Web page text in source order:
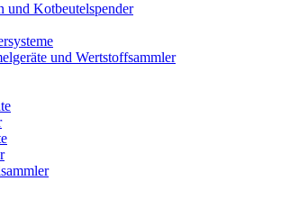
und Kotbeutelspender
und Wertstoffsammler